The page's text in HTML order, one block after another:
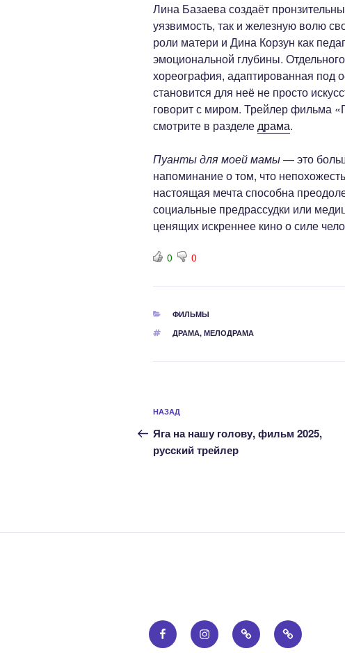
Лина Базаева создаёт
уязвимость, так и железную волю
роли матери и Дина Корзун как
эмоциональной глубины.
хореография, адаптированная под
становится для неё не просто
говорит с миром. Трейлер фильма
смотрите в разделедрама.
Пуанты для моей мамы— это
напоминание о том, что
настоящая мечта способна
социальные предрассудки или
ценящих искреннее кино о силе
0 0
РУБРИКИ
ФИЛЬМЫ
МЕТКИ
ДРАМА, МЕЛОДРАМА
Навигация
по
записям
Предыдущая
запись:
НАЗАД
Яга на нашу голову, фильм 2025,
русский трейлер
FacebookInstagramEmail